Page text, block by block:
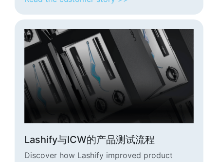
Lashify与ICW的产品测试流程
Discover how Lashify improved product